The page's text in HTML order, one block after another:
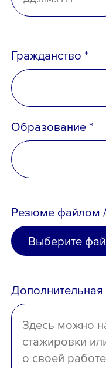
Гражданство *
Российская
Беларусь
Узбекистан
Иное
Образование *
неполное
среднее
отсутствует
Резюме файлом /
Выберите